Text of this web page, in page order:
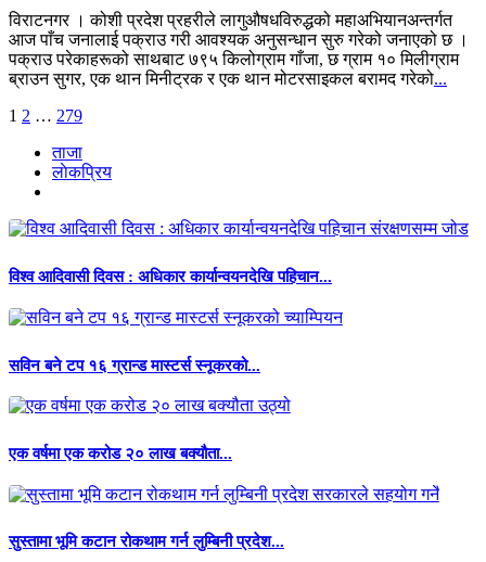
विराटनगर । कोशी प्रदेश प्रहरीले लागुऔषधविरुद्धको महाअभियानअन्तर्गत
आज पाँच जनालाई पक्राउ गरी आवश्यक अनुसन्धान सुरु गरेको जनाएको छ ।
पक्राउ परेकाहरूको साथबाट ७९५ किलोग्राम गाँजा, छ ग्राम १० मिलीग्राम
ब्राउन सुगर, एक थान मिनीट्रक र एक थान मोटरसाइकल बरामद गरेको...
1 2 … 279अर्को
ताजा
लाेकप्रिय
विश्व आदिवासी दिवस : अधिकार कार्यान्वयनदेखि पहिचान...
सविन बने टप १६ ग्रान्ड मास्टर्स स्नूकरको...
एक वर्षमा एक करोड २० लाख बक्यौता...
सुस्तामा भूमि कटान रोकथाम गर्न लुम्बिनी प्रदेश...